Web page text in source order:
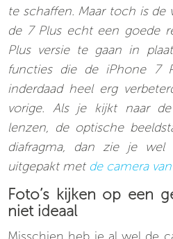
te schaffen. Maar toch is de
de 7 Plus echt een goede
Plus versie te gaan in
functies die de iPhone 7
inderdaad heel erg
vorige. Als je kijkt naar
lenzen, de optische
diafragma, dan zie je
uitgepakt met de camera
Foto’s kijken op een
niet ideaal